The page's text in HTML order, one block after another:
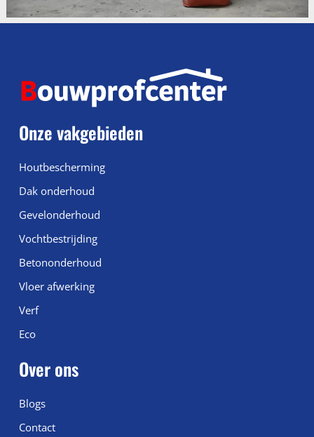
Onze vakgebieden
Houtbescherming
Dak onderhoud
Gevelonderhoud
Vochtbestrijding
Betononderhoud
Vloer afwerking
Verf
Eco
Over ons
Blogs
Contact